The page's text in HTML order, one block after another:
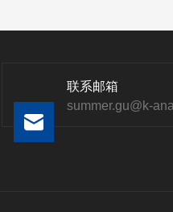
联系邮箱
summer.gu@k-